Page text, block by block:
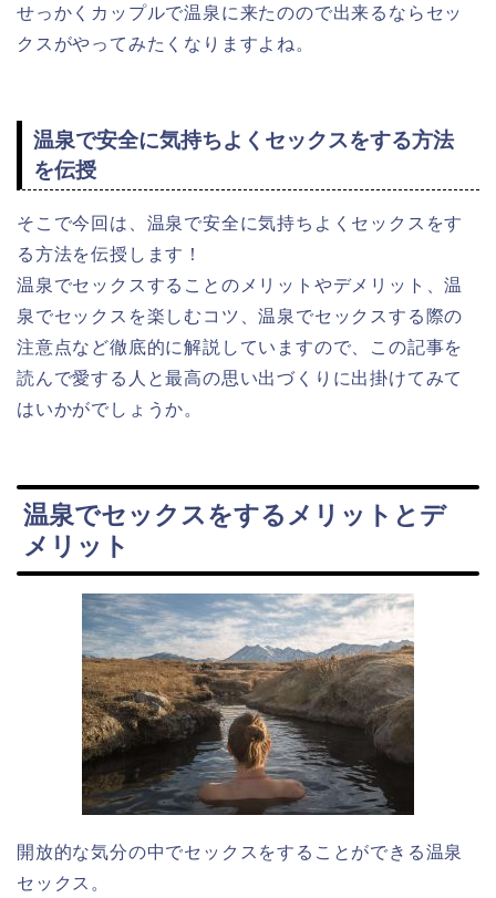
せっかくカップルで温泉に来たのので出来るならセッ
クスがやってみたくなりますよね。
温泉で安全に気持ちよくセックスをする方法
を伝授
そこで今回は、温泉で安全に気持ちよくセックスをす
る方法を伝授します！
温泉でセックスすることのメリットやデメリット、温
泉でセックスを楽しむコツ、温泉でセックスする際の
注意点など徹底的に解説していますので、この記事を
読んで愛する人と最高の思い出づくりに出掛けてみて
はいかがでしょうか。
温泉でセックスをするメリットとデ
メリット
開放的な気分の中でセックスをすることができる温泉
セックス。